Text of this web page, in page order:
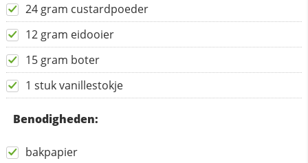
24 gram custardpoeder
12 gram eidooier
15 gram boter
1 stuk vanillestokje
Benodigheden:
bakpapier